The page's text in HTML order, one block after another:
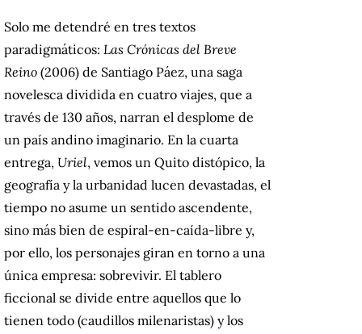
Solo me detendré en tres textos
paradigmáticos: Las Crónicas del Breve
Reino (2006) de Santiago Páez, una saga
novelesca dividida en cuatro viajes, que a
través de 130 años, narran el desplome de
un país andino imaginario. En la cuarta
entrega, Uriel, vemos un Quito distópico, la
geografía y la urbanidad lucen devastadas, el
tiempo no asume un sentido ascendente,
sino más bien de espiral-en-caída-libre y,
por ello, los personajes giran en torno a una
única empresa: sobrevivir. El tablero
ficcional se divide entre aquellos que lo
tienen todo (caudillos milenaristas) y los